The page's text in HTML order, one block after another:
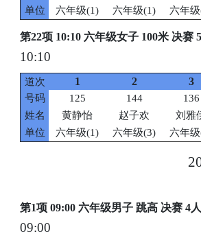
单位
六年级(1) 六年级(1) 六年
第22项 10:10 六年级女子 100米 决赛
10:10
道次 1 2 3
号码 125 144 136
姓名
黄静怡 赵子欢 刘雅
单位
六年级(1) 六年级(3) 六年
第1项 09:00 六年级男子 跳高 决赛 4
09:00